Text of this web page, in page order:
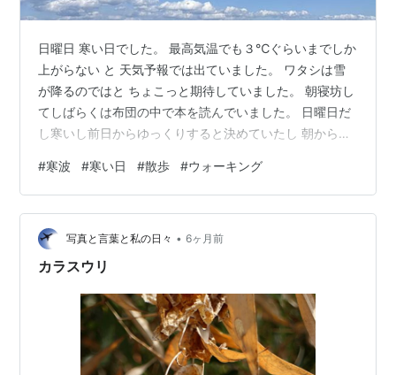
日曜日 寒い日でした。 最高気温でも３℃ぐらいまでしか
上がらない と 天気予報では出ていました。 ワタシは雪
が降るのではと ちょこっと期待していました。 朝寝坊し
てしばらくは布団の中で本を読んでいました。 日曜日だ
し寒いし前日からゆっくりすると決めていたし 朝からの
ウィッチを作って食べました。 寒いから今日はもう外に
は出ないぞ。 午後になって 外を見てみると青空が見えま
した。 でも風が強いのでやっぱり外に出るのはやめてお
こう。 部屋で足踏みをしていると 風の音がしなくなりま
した。 晴れているしちょっとだけでも外に出ようかな。
#寒波 #寒い日 #散歩 #ウォーキング
写真と言葉と私の日々 • 6ヶ月前
カラスウリ